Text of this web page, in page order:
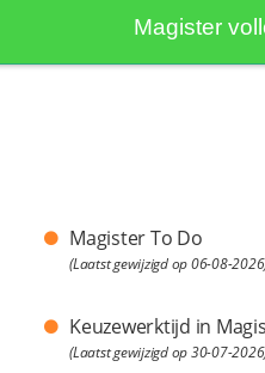
Magister
Magister To Do
(Laatst gewijzigd op 06-08-
Keuzewerktijd in
(Laatst gewijzigd op 30-07-